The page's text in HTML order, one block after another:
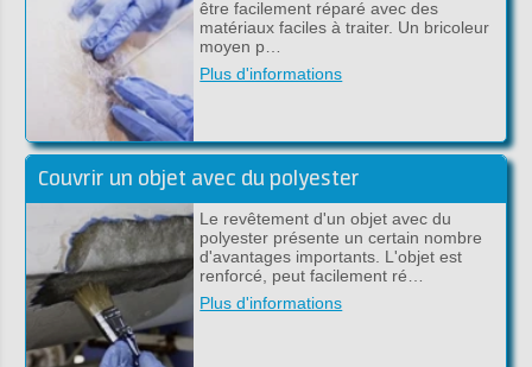
être facilement réparé avec des
matériaux faciles à traiter. Un bricoleur
moyen p…
Plus d'informations
Couvrir un objet avec du polyester
Le revêtement d'un objet avec du
polyester présente un certain nombre
d'avantages importants. L'objet est
renforcé, peut facilement ré…
Plus d'informations